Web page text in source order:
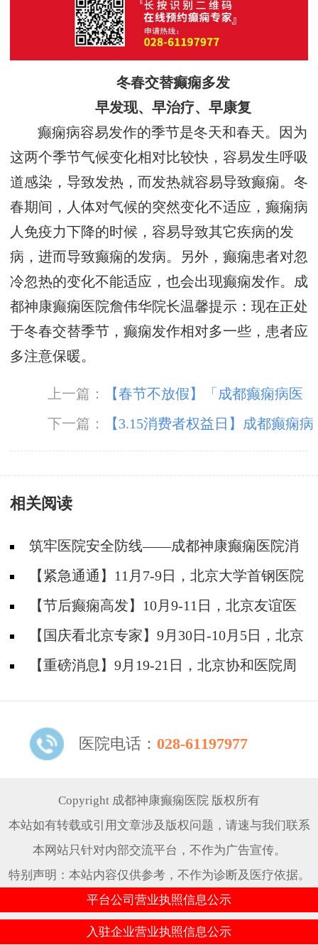
冬春交替癫痫多发
早发现、早治疗、早康复
癫痫病容易发作的季节是冬天和春天。因为
这两个季节气候变化相对比较快，容易发生呼吸
道感染，导致发热，而发热就容易导致癫痫。冬
春期间，人体对气候的突然变化不适应，癫痫病
人免疫力下降的时候，容易导致其它疾病的发
病，进而导致癫痫的发病。另外，癫痫患者对忽
冷忽热的变化不能适应，也会出现癫痫发作。成
都神康癫痫医院詹伟华院长温馨提示：现在正处
于冬春交替季节，癫痫发作相对多一些，患者应
多注意保暖。
上一篇：
【春节不放假】「成都癫痫病医
院」成都神康癫痫医院春节期间正常接诊，温暖
坚守只为守护您的健康！
下一篇：
【3.15消费者权益日】成都癫痫病
医院严把医疗质量关，坚守诚信医疗
相关阅读
筑牢医院安全防线——成都神康癫痫医院消
防安全培训纪实
【紧急通通】11月7-9日，北京大学首钢医院
神经内科胡颖教授亲临成都会诊，破解癫痫疑难
【节后癫痫高发】10月9-11日，北京友谊医
院陈葵博士免费会诊+治疗援助，破解癫痫难
题！
【国庆看北京专家】9月30日-10月5日，北京
天坛&首钢医院两大专家蓉城亲诊+癫痫大额救
【重磅消息】9月19-21日，北京协和医院周
医院电话： 028-61197977
Copyright 成都神康癫痫医院 版权所有
本站如有转载或引用文章涉及版权问题，请速与我们联系
本网站只针对内部交流平台，不作为广告宣传。
特别声明：本站内容仅供参考，不作为诊断及医疗依据。
平台公司营业执照信息公示
入驻企业营业执照信息公示